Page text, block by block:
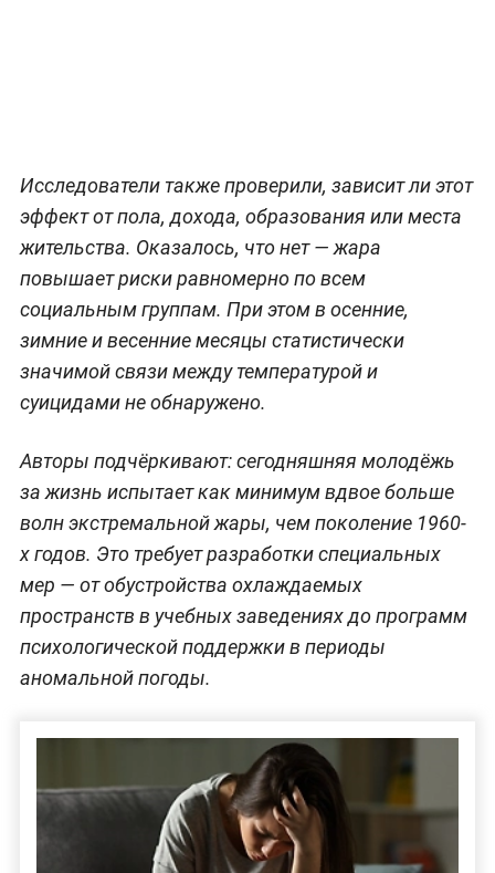
Исследователи также проверили, зависит ли этот
эффект от пола, дохода, образования или места
жительства. Оказалось, что нет — жара
повышает риски равномерно по всем
социальным группам. При этом в осенние,
зимние и весенние месяцы статистически
значимой связи между температурой и
суицидами не обнаружено.
Авторы подчёркивают: сегодняшняя молодёжь
за жизнь испытает как минимум вдвое больше
волн экстремальной жары, чем поколение 1960-
х годов. Это требует разработки специальных
мер — от обустройства охлаждаемых
пространств в учебных заведениях до программ
психологической поддержки в периоды
аномальной погоды.